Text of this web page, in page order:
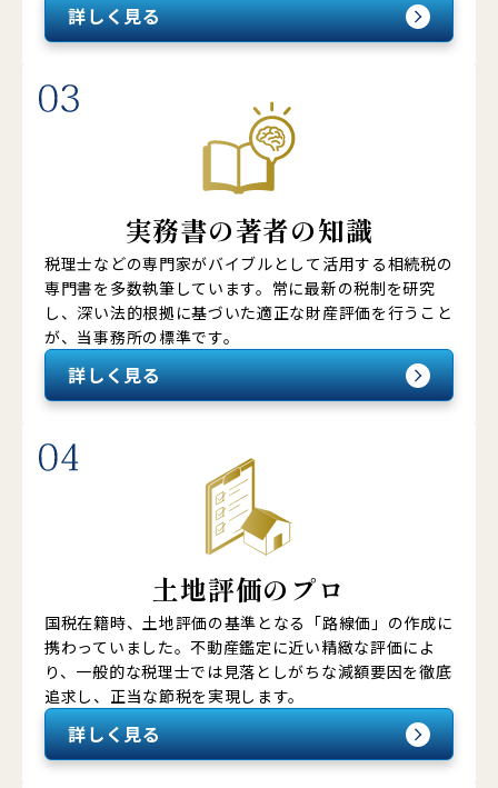
詳しく見る
実務書の著者の知識
税理士などの専門家がバイブルとして活用する相続税の
専門書を多数執筆しています。常に最新の税制を研究
し、深い法的根拠に基づいた適正な財産評価を行うこと
が、当事務所の標準です。
詳しく見る
土地評価のプロ
国税在籍時、土地評価の基準となる「路線価」の作成に
携わっていました。不動産鑑定に近い精緻な評価によ
り、一般的な税理士では見落としがちな減額要因を徹底
追求し、正当な節税を実現します。
詳しく見る